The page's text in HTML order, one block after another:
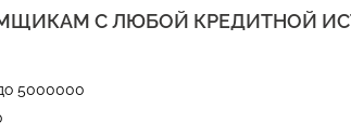
С ЛЮБОЙ КРЕДИТНОЙ
5000000